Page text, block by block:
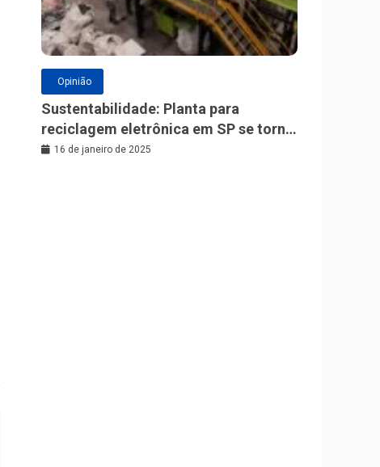
Opinião
Sustentabilidade: Planta para
reciclagem eletrônica em SP se torna
a maior da América Latina
16 de janeiro de 2025